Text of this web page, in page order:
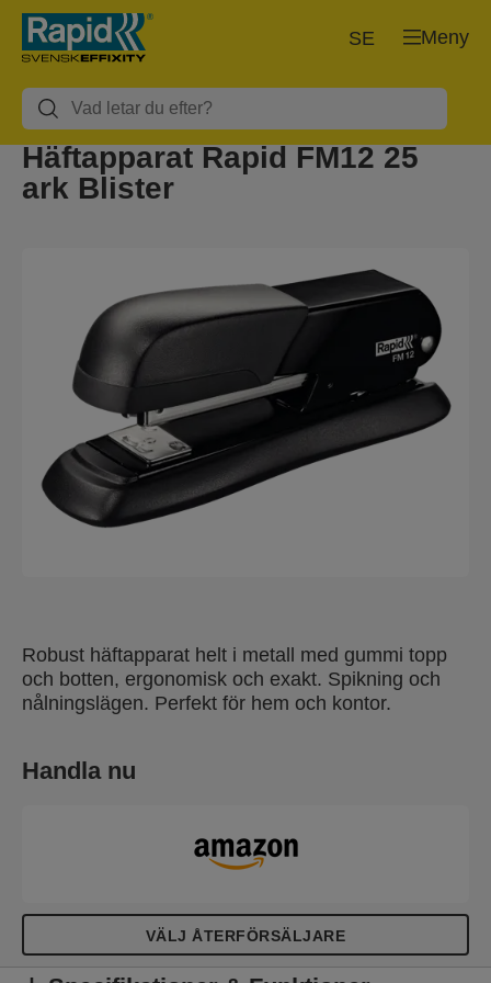
Meny
SE
Häftapparat Rapid FM12 25
ark Blister
Robust häftapparat helt i metall med gummi topp
och botten, ergonomisk och exakt. Spikning och
nålningslägen. Perfekt för hem och kontor.
Handla nu
VÄLJ ÅTERFÖRSÄLJARE